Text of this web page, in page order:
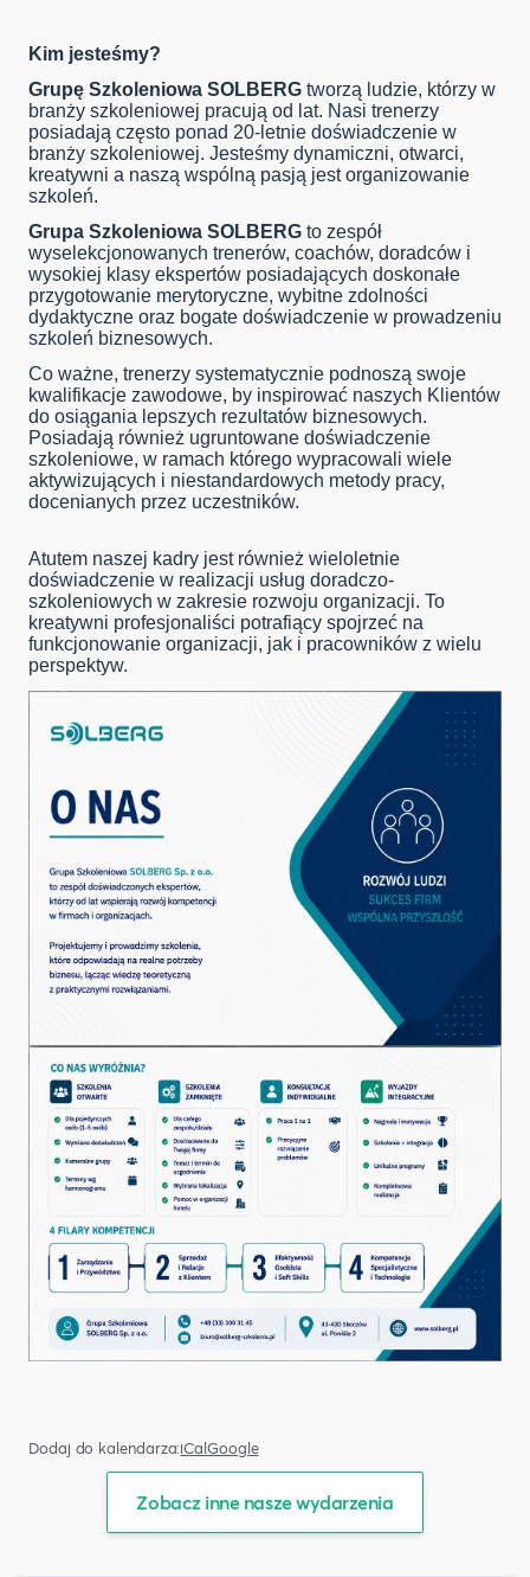
Kim jesteśmy?
Grupę Szkoleniowa SOLBERG tworzą ludzie, którzy w
branży szkoleniowej pracują od lat. Nasi trenerzy
posiadają często ponad 20-letnie doświadczenie w
branży szkoleniowej. Jesteśmy dynamiczni, otwarci,
kreatywni a naszą wspólną pasją jest organizowanie
szkoleń.
Grupa Szkoleniowa SOLBERG to zespół
wyselekcjonowanych trenerów, coachów, doradców i
wysokiej klasy ekspertów posiadających doskonałe
przygotowanie merytoryczne, wybitne zdolności
dydaktyczne oraz bogate doświadczenie w prowadzeniu
szkoleń biznesowych.
Co ważne, trenerzy systematycznie podnoszą swoje
kwalifikacje zawodowe, by inspirować naszych Klientów
do osiągania lepszych rezultatów biznesowych.
Posiadają również ugruntowane doświadczenie
szkoleniowe, w ramach którego wypracowali wiele
aktywizujących i niestandardowych metody pracy,
docenianych przez uczestników.
Atutem naszej kadry jest również wieloletnie
doświadczenie w realizacji usług doradczo-
szkoleniowych w zakresie rozwoju organizacji. To
kreatywni profesjonaliści potrafiący spojrzeć na
funkcjonowanie organizacji, jak i pracowników z wielu
perspektyw.
Dodaj do kalendarza:iCalGoogle
Zobacz inne nasze wydarzenia